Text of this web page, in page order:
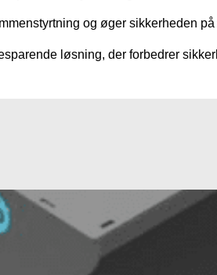
og øger sikkerheden
løsning, der forbedrer